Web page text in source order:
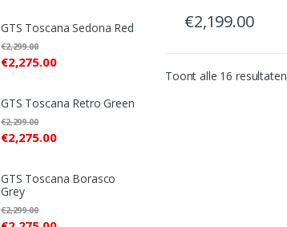
€2,199.00
Toont alle 16 resultaten
GTS Toscana Sedona Red
€2,275.00
€2,299.00
GTS Toscana Retro Green
€2,275.00
€2,299.00
GTS Toscana Borasco
Grey
€2,299.00